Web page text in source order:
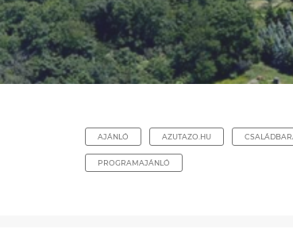
AJÁNLÓ AZUTAZO.HU
PROGRAMAJÁNLÓ